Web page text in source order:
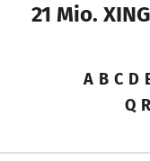
21 Mio.
A B C D
Q R